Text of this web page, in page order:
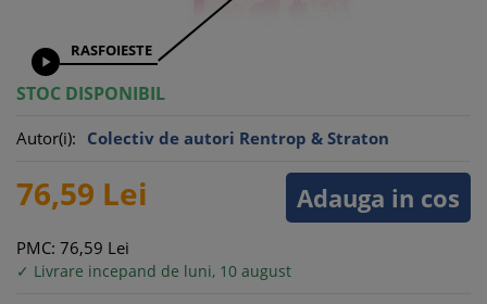

RASFOIESTE
STOC DISPONIBIL
Autor(i): Colectiv de autori Rentrop & Straton
Adauga in cos
76,59 Lei
PMC: 76,59 Lei
✓ Livrare incepand de luni, 10 august